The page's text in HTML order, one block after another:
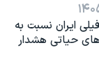
ایران نسبت به
حیاتی هشدار